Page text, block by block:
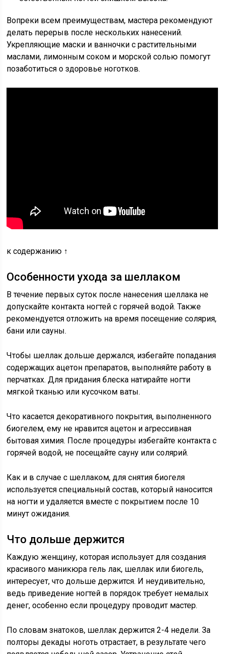
Вопреки всем преимуществам, мастера рекомендуют
делать перерыв после нескольких нанесений.
Укрепляющие маски и ванночки с растительными
маслами, лимонным соком и морской солью помогут
позаботиться о здоровье ноготков.
к содержанию ↑
Особенности ухода за шеллаком
В течение первых суток после нанесения шеллака не
допускайте контакта ногтей с горячей водой. Также
рекомендуется отложить на время посещение солярия,
бани или сауны.
Чтобы шеллак дольше держался, избегайте попадания
содержащих ацетон препаратов, выполняйте работу в
перчатках. Для придания блеска натирайте ногти
мягкой тканью или кусочком ваты.
Что касается декоративного покрытия, выполненного
биогелем, ему не нравится ацетон и агрессивная
бытовая химия. После процедуры избегайте контакта с
горячей водой, не посещайте сауну или солярий.
Как и в случае с шеллаком, для снятия биогеля
используется специальный состав, который наносится
на ногти и удаляется вместе с покрытием после 10
минут ожидания.
Что дольше держится
Каждую женщину, которая использует для создания
красивого маникюра гель лак, шеллак или биогель,
интересует, что дольше держится. И неудивительно,
ведь приведение ногтей в порядок требует немалых
денег, особенно если процедуру проводит мастер.
По словам знатоков, шеллак держится 2-4 недели. За
полторы декады ноготь отрастает, в результате чего